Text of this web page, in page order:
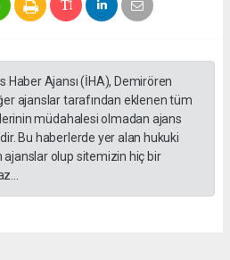
Haber Ajansı (İHA), Demirören
ajanslar tarafından eklenen tüm
müdahalesi olmadan ajans
Bu haberlerde yer alan hukuki
olup sitemizin hiç bir